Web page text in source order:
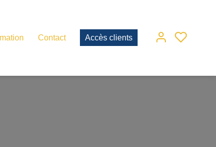
Contact Accès clients